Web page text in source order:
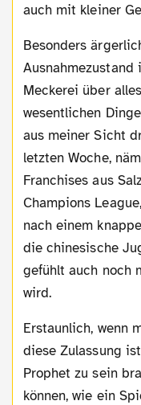
auch mit kleiner
Besonders ärgerlich an diesem permanenten
Ausnahmezustand
Meckerei über
wesentlichen
aus meiner Sicht
letzten Woche,
Franchises aus
Champions
nach einem
die chinesische
gefühlt auch noch
wird.
Erstaunlich, wenn man bedenkt, wie weitreichend
diese Zulassung
Prophet zu sein
können, wie ein